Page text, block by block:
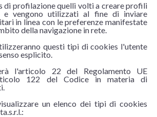
di profilazione quelli volti a creare profili
e vengono utilizzati al fine di inviare
in linea con le preferenze manifestate
della navigazione in rete.
questi tipi di cookies l'utente
esplicito.
l'articolo 22 del Regolamento UE
122 del Codice in materia di
un elenco dei tipi di cookies